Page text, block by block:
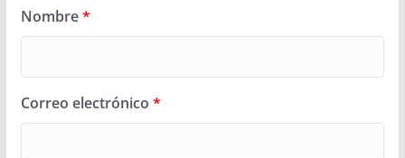
Nombre*
Correo electrónico *